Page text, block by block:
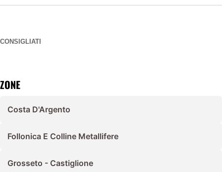
CONSIGLIATI
ZONE
Costa D'Argento
Follonica E Colline Metallifere
Grosseto - Castiglione